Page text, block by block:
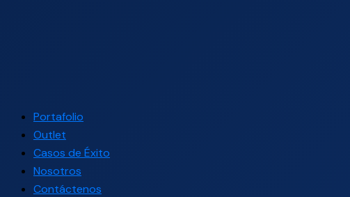
Portafolio
Outlet
Casos de Éxito
Nosotros
Contáctenos